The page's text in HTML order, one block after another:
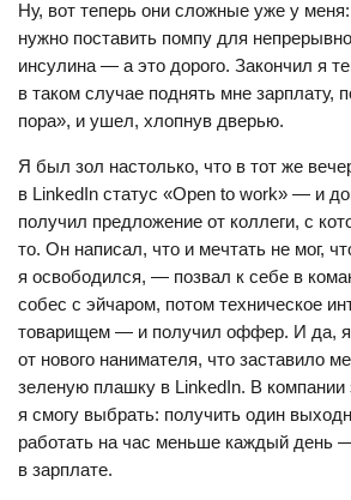
Ну, вот теперь они сложные уже у
нужно поставить помпу для
инсулина — а это дорого. Закончил я
в таком случае поднять мне зарплату,
пора», и ушел, хлопнув дверью.
Я был зол настолько, что в тот же
в LinkedIn статус «Open to work» — и
получил предложение от коллеги, с
то. Он написал, что и мечтать не мог,
я освободился, — позвал к себе в
собес с эйчаром, потом техническое
товарищем — и получил оффер. И да, я
от нового нанимателя, что заставило
зеленую плашку в LinkedIn. В компании
я смогу выбрать: получить один
работать на час меньше каждый день
в зарплате.